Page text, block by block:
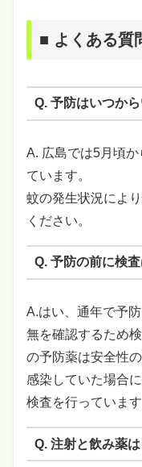
■ よくある質
Q. 予防はいつか
A. 広島では5月頃
ています。
蚊の発生状況によ
ください。
Q. 予防の前に検
A.はい、通年で予
無を確認するため
の予防薬は安全性
感染していた場合
検査を行っています
Q. 注射と飲み薬